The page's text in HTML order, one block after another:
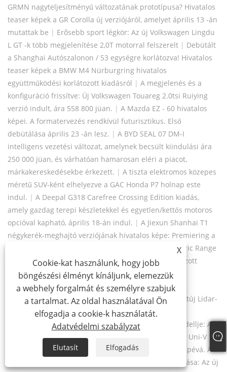
GRMN nagyteljesítményű változatának prototípusa? Hivatalos
teaser képek a GR Corolla új verziójáról, amelyet április 13 -án
mutattak be | Erõsebb sport légkör: Az új Volkswagen Lingdu
L GT -k több megjelenítése 2,0T motorral felszerelt | Debütált
a Shanghai Autószalonon / 53 egységre korlátozva! Hivatalos
teaser képek a BMW M4 Nürburgring hivatalos
együttműködési korlátozott kiadásról | A megjelenés és a
konfiguráció frissítve: Új Volkswagen Touareg 2.0tsi Ruiying
verzió indult, ára 558 800 jüan. | A Mazda EZ - 60 hivatalos
képei. A formatervezés rendkívül futurisztikus. Első
debütálása április 23 -án lesz. | A BYD SEAL 07 DM-I
intelligens vezetési változat, amelynek becsült kiindulási ára
250 000 jüan, és várhatóan hamarosan eléri a piacot,
márkakereskedésekbe érkezett. | A tiszta elektromos közepes
méretű SUV-ként elhelyezve a GAC ​​Honda P7 holnap este
indul. | A Deepal G318 Carefree Crossing Edition kiadás,
amely gazdag terepi készletekkel és egyetlen/kettős motoros
opcióval kapható, április 18-án indul. | A Jiexun Shanhai T1
négykerék-meghajtó verziójának hivatalos képe: Premiering a
Shanghai Autószalonon / Májusban, CLTC Pure Electric Range
220 km.|A 2025-ös Panda Mini Yuanqi Bear korlátozott
időtartamú vételárával 44 900 jüan és 210 kilométer
tartományban indul.|Az új Ideal L6 hivatalos képei
debütálnak a Shanghai Autószalonon. Ez egy vadonatúj Lidar-
t fog elfogadni, és egy továbbfejlesztett chipet fog
A Tianyuan Intelligens Építészet első modellje: Az
új Lynk & Co hivatalos képei kiadták
Az új Chang'an Uni-V
alkalmazásképe: Azonnal átalakul egy "Hot Hatch" kupévá. A
Új elülső arc kialakítása: Az új
X
Cookie-kat használunk, hogy jobb
böngészési élményt kínáljunk, elemezzük
a webhely forgalmát és személyre szabjuk
a tartalmat. Az oldal használatával Ön
elfogadja a cookie-k használatát.
Adatvédelmi szabályzat
Elutasít Elfogadás